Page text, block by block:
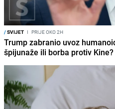
/SVIJET I PRIJE OKO 2H
Trump zabranio uvoz
špijunaže ili borba protiv Kine?